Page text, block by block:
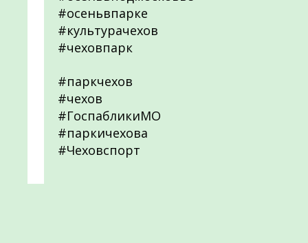
#осеньвпарке
#культурачехов
#чеховпарк
#паркчехов
#чехов
#ГоспабликиМО
#паркичехова
#Чеховспорт